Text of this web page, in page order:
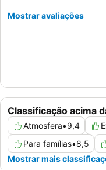
Classificação acima
Atmosfera•9,4
Para famílias•8,5
Mostrar mais
Mostrar avaliações